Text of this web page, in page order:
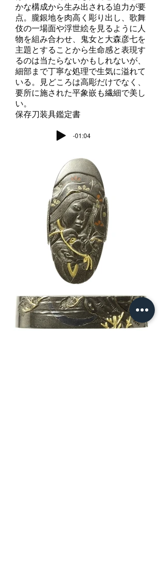
かな構成から生み出される迫力が要
点。朧銀地を肉高く彫り出し、歌舞
伎の一場面や浮世絵を見るように人
物を組み合わせ、鬼女と大森彦七を
主題とすることから生命感と表現す
るのは当たらないかもしれないが、
細部まで丁寧な処理で生気に溢れて
いる。見どころは高彫だけでなく、
要所に施された平象嵌も繊細で美し
い。
保存刀装具鑑定書
-01:04